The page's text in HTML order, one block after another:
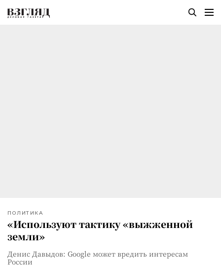
ПОЛИТИКА
«Используют тактику «выжженной
земли»
Денис Давыдов: Google может вредить интересам
России